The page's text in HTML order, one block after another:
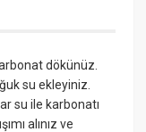
dökünüz.
su ekleyiniz.
su ile karbonatı
alınız ve